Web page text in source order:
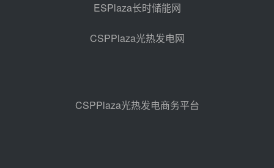
昊森机电中标新疆华电天山北麓基
地100MW光热发电工程EPC总承
包项目熔盐介质超声波流量计采购
前天 08-05 17:09
前天 08-05 14:48
ESPlaza长时储能网
CSPPlaza光热发电网
CSPPlaza光热发电商务平台